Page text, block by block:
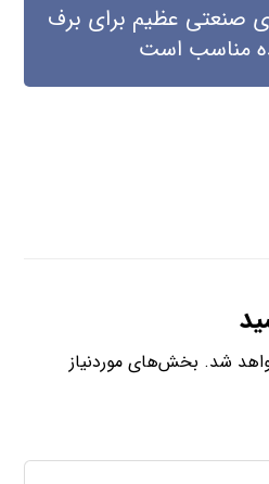
صنعتی عظیم برای برف
مناسب است
شد. بخش‌های موردنیاز